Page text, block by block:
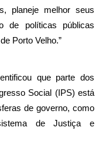
planeje melhor seus
de políticas públicas
Porto Velho.”
que parte dos
Social (IPS) está
de governo, como
de Justiça e